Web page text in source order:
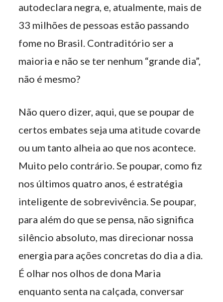
autodeclara negra, e, atualmente, mais de
33 milhões de pessoas estão passando
fome no Brasil. Contraditório ser a
maioria e não se ter nenhum “grande dia”,
não é mesmo?
Não quero dizer, aqui, que se poupar de
certos embates seja uma atitude covarde
ou um tanto alheia ao que nos acontece.
Muito pelo contrário. Se poupar, como fiz
nos últimos quatro anos, é estratégia
inteligente de sobrevivência. Se poupar,
para além do que se pensa, não significa
silêncio absoluto, mas direcionar nossa
energia para ações concretas do dia a dia.
É olhar nos olhos de dona Maria
enquanto senta na calçada, conversar